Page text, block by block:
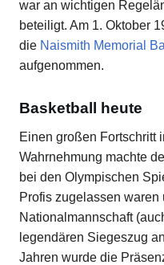
war an wichtigen
beteiligt. Am 1. Oktober
die Naismith Memorial
aufgenommen.
Basketball heute
Einen großen Fortschritt
Wahrnehmung machte
bei den Olympischen
Profis zugelassen
Nationalmannschaft
legendären Siegeszug
Jahren wurde die